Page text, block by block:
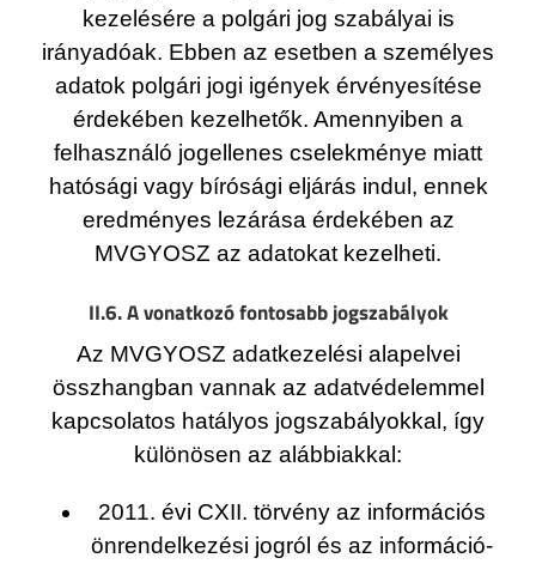
kezelésére a polgári jog szabályai is
irányadóak. Ebben az esetben a személyes
adatok polgári jogi igények érvényesítése
érdekében kezelhetők. Amennyiben a
felhasználó jogellenes cselekménye miatt
hatósági vagy bírósági eljárás indul, ennek
eredményes lezárása érdekében az
MVGYOSZ az adatokat kezelheti.
II.6. A vonatkozó fontosabb jogszabályok
Az MVGYOSZ adatkezelési alapelvei
összhangban vannak az adatvédelemmel
kapcsolatos hatályos jogszabályokkal, így
különösen az alábbiakkal:
2011. évi CXII. törvény az információs
önrendelkezési jogról és az információ-